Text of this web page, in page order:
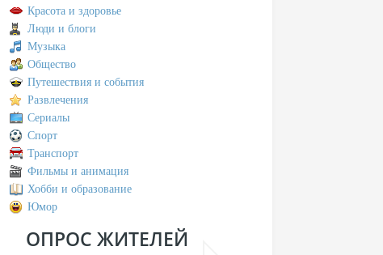
Красота и здоровье
Люди и блоги
Музыка
Общество
Путешествия и события
Развлечения
Сериалы
Спорт
Транспорт
Фильмы и анимация
Хобби и образование
Юмор
ОПРОС ЖИТЕЛЕЙ